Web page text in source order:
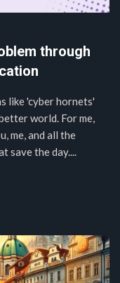
through
like 'cyber hornets'
world. For me,
me, and all the
save the day....